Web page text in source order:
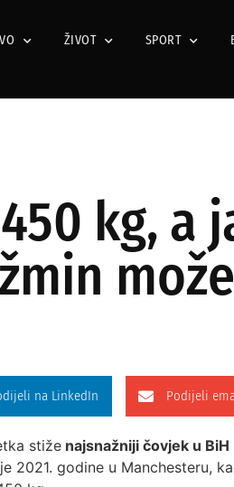
ŽIVOT SPORT
kg, a
na LinkedIn Podijeli
stiže najsnažniji čovjek u BiH
2021. godine u Manchesteru,